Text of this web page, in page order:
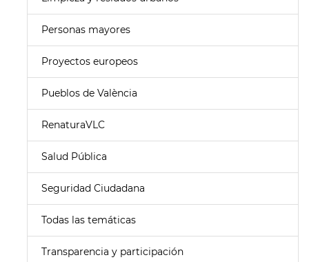
Personas mayores
Proyectos europeos
Pueblos de València
RenaturaVLC
Salud Pública
Seguridad Ciudadana
Todas las temáticas
Transparencia y participación